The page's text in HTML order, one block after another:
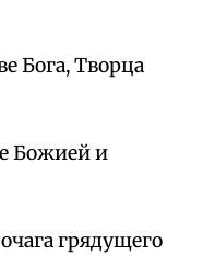
Бога, Творца
Божией и
грядущего